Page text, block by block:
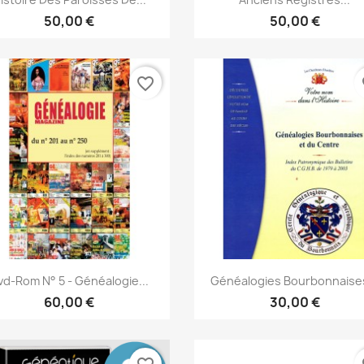
50,00 € 50,00 €
Snabbvy
Rom N° 5 - Généalogie...
60,00 €
favorite_border
Snabbvy
Généalogies
30,00 €